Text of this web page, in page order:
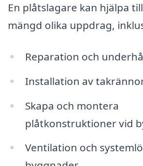
En plåtslagare kan hjälpa
mängd olika uppdrag,
Reparation och
Installation av
Skapa och montera
plåtkonstruktioner vid
Ventilation och